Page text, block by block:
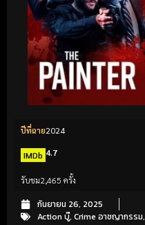
ปีที่ฉาย2024
IMDb 4.7
รับชม2,465 ครั้ง
กันยายน 26, 2025
Action บู๊, Crime อาชญากรรม,